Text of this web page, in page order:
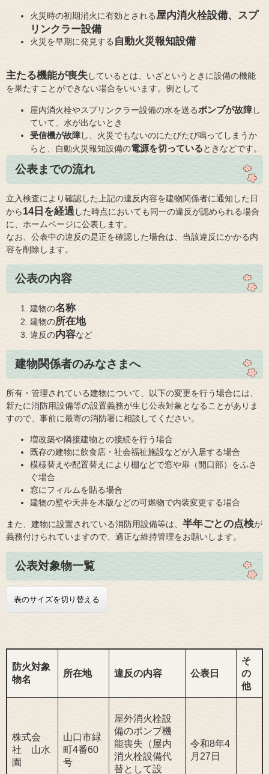
火災時の初期消火に有効とされる 屋内消火栓設備、スプ
リンクラー設備
火災を早期に発見する 自動火災報知設備
主たる機能が喪失しているとは、いざというときに設備の機能
を果たすことができない場合をいいます。例として
屋内消火栓やスプリンクラー設備の水を送るポンプが故障し
ていて、水が出ないとき
受信機が故障し、火災でもないのにたびたび鳴ってしまうか
らと、自動火災報知設備の電源を切っているときなどです。
公表までの流れ
立入検査により確認した上記の違反内容を建物関係者に通知した日
から14日を経過 した時点においても同一の違反が認められる場合
に、ホームページに公表します。
なお、 公表中の違反の是正を確認した場合は、当該違反にかかる内
容を削除します。​
公表の内容
建物の名称
建物の所在地
違反の内容など
建物関係者のみなさまへ
所有・管理されている建物について、以下の変更を行う場合には、
新たに消防用設備等の設置義務が生じ公表対象となることがありま
すので、事前に最寄の消防署に相談してください。
増改築や隣接建物との接続を行う場合
既存の建物に飲食店・社会福祉施設などが入居する場合
模様替えや配置替えにより棚などで窓や扉（開口部）をふさ
ぐ場合
窓にフィルムを貼る場合
建物の壁や天井を木版などの可燃物で内装変更する場合
また、建物に設置されている消防用設備等は、 半年ごとの点検が
義務付けられていますので、適正な維持管理をお願いします。
公表対象物一覧
表のサイズを切り替える
防火対象
物名
所在地 違反の内容 公表日
そ
の
他
株式会
社 山水
園
山口市緑
町4番60
号
屋外消火栓設
備のポンプ機
能喪失（屋内
消火栓設備代
替として設
令和8年4
月27日